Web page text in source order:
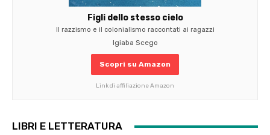
Figli dello stesso cielo
Il razzismo e il colonialismo raccontati ai ragazzi
Igiaba Scego
Scopri su Amazon
Link di affiliazione Amazon
LIBRI E LETTERATURA